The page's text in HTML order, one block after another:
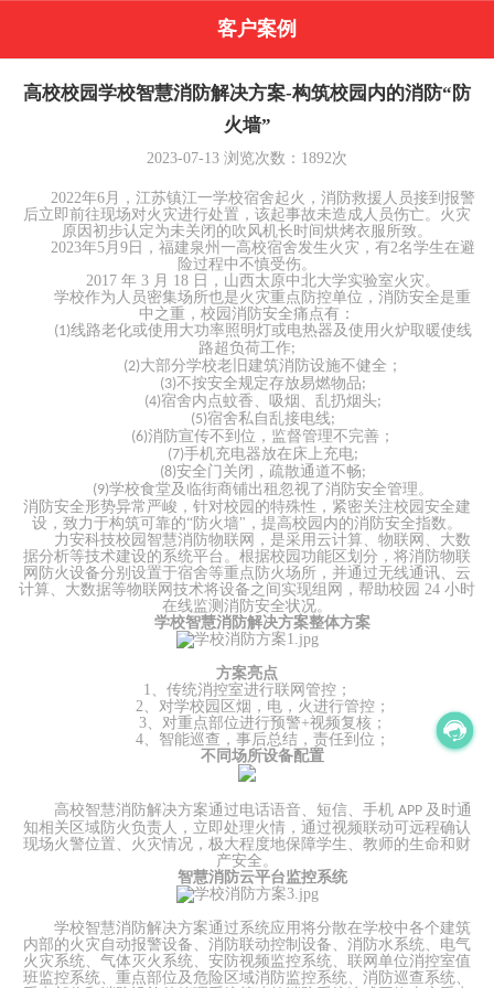
客户案例
高校校园学校智慧消防解决方案-构筑校园内的消防“防
火墙”
2023-07-13 浏览次数： 1892次
2022年6月，江苏镇江一学校宿舍起火，消防救援人员接到报警
后立即前往现场对火灾进行处置，该起事故未造成人员伤亡。火灾
原因初步认定为未关闭的吹风机长时间烘烤衣服所致。
2023年5月9日，福建泉州一高校宿舍发生火灾，有2名学生在避
险过程中不慎受伤。
2017 年 3 月 18 日，山西太原中北大学实验室火灾。
学校作为人员密集场所也是火灾重点防控单位，消防安全是重
中之重，校园消防安全痛点有：
(1)线路老化或使用大功率照明灯或电热器及使用火炉取暖使线
路超负荷工作;
(2)大部分学校老旧建筑消防设施不健全；
(3)不按安全规定存放易燃物品;
(4)宿舍内点蚊香、吸烟、乱扔烟头;
(5)宿舍私自乱接电线;
(6)消防宣传不到位，监督管理不完善；
(7)手机充电器放在床上充电;
(8)安全门关闭，疏散通道不畅;
(9)学校食堂及临街商铺出租忽视了消防安全管理。
消防安全形势异常严峻，针对校园的特殊性，紧密关注校园安全建
设，致力于构筑可靠的“防火墙"，提高校园内的消防安全指数。
力安科技校园智慧消防物联网，是采用云计算、物联网、大数
据分析等技术建设的系统平台。根据校园功能区划分，将消防物联
网防火设备分别设置于宿舍等重点防火场所，并通过无线通讯、云
计算、大数据等物联网技术将设备之间实现组网，帮助校园 24 小时
在线监测消防安全状况。
学校智慧消防解决方案整体方案
方案亮点
1、传统消控室进行联网管控；
2、对学校园区烟，电，火进行管控；
3、对重点部位进行预警+视频复核；
4、智能巡查，事后总结，责任到位；
不同场所设备配置
高校智慧消防解决方案通过电话语音、短信、手机 APP 及时通
知相关区域防火负责人，立即处理火情，通过视频联动可远程确认
现场火警位置、火灾情况，极大程度地保障学生、教师的生命和财
产安全。
智慧消防云平台监控系统
学校智慧消防解决方案通过系统应用将分散在学校中各个建筑
内部的火灾自动报警设备、消防联动控制设备、消防水系统、电气
火灾系统、气体灭火系统、安防视频监控系统、联网单位消控室值
班监控系统、重点部位及危险区域消防监控系统、消防巡查系统、